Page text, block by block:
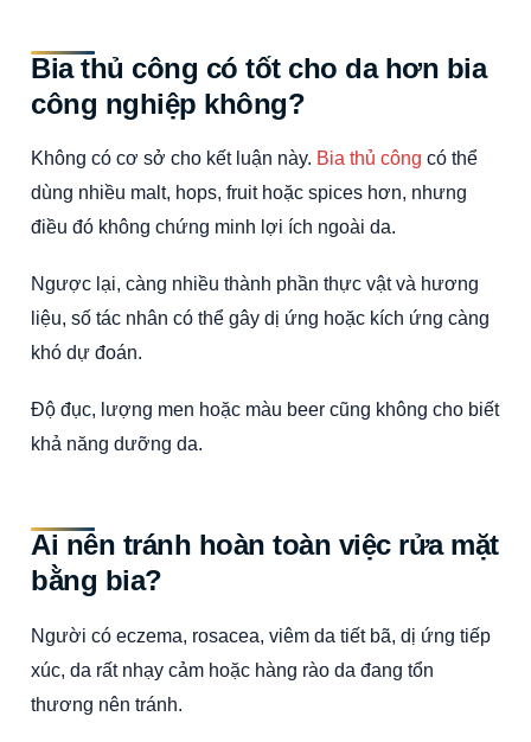
Bia thủ công có tốt cho da hơn bia
công nghiệp không?
Không có cơ sở cho kết luận này. Bia thủ công có thể
dùng nhiều malt, hops, fruit hoặc spices hơn, nhưng
điều đó không chứng minh lợi ích ngoài da.
Ngược lại, càng nhiều thành phần thực vật và hương
liệu, số tác nhân có thể gây dị ứng hoặc kích ứng càng
khó dự đoán.
Độ đục, lượng men hoặc màu beer cũng không cho biết
khả năng dưỡng da.
Ai nên tránh hoàn toàn việc rửa mặt
bằng bia?
Người có eczema, rosacea, viêm da tiết bã, dị ứng tiếp
xúc, da rất nhạy cảm hoặc hàng rào da đang tổn
thương nên tránh.